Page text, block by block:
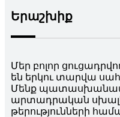
Երաշխիք
Մեր բոլոր
են երկու տարվա
Մենք
արտադրական
թերությունների